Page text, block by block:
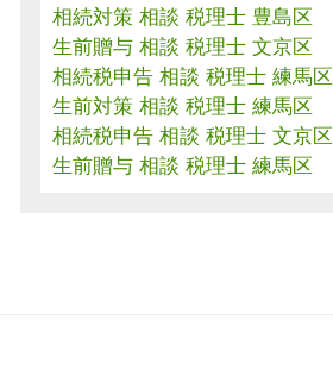
相続対策 相談 税理士 豊島区
生前贈与 相談 税理士 文京区
相続税申告 相談 税理士 練馬区
生前対策 相談 税理士 練馬区
相続税申告 相談 税理士 文京区
生前贈与 相談 税理士 練馬区